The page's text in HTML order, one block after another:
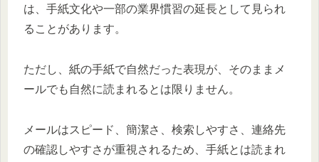
は、手紙文化や一部の業界慣習の延長として見られ
ることがあります。
ただし、紙の手紙で自然だった表現が、そのままメ
ールでも自然に読まれるとは限りません。
メールはスピード、簡潔さ、検索しやすさ、連絡先
の確認しやすさが重視されるため、手紙とは読まれ